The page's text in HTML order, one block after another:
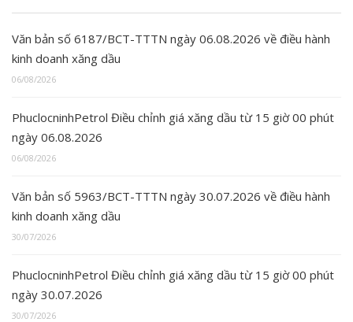
Văn bản số 6187/BCT-TTTN ngày 06.08.2026 về điều hành
kinh doanh xăng dầu
06/08/2026
PhuclocninhPetrol Điều chỉnh giá xăng dầu từ 15 giờ 00 phút
ngày 06.08.2026
06/08/2026
Văn bản số 5963/BCT-TTTN ngày 30.07.2026 về điều hành
kinh doanh xăng dầu
30/07/2026
PhuclocninhPetrol Điều chỉnh giá xăng dầu từ 15 giờ 00 phút
ngày 30.07.2026
30/07/2026